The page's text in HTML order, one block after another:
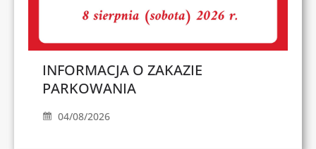
INFORMACJA O ZAKAZIE
PARKOWANIA
04/08/2026